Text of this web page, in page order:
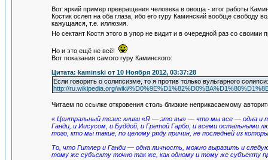
Вот яркий пример превращения человека в овоща - итог работы
Костик ослеп на оба глаза, ибо его гуру Каминский вообще
кажущаяся, т.е. иллюзия.
Но сектант Костя этого в упор не видит и в очередной раз со
Но и это ещё не всё!
Вот показания самого гуру Каминского:
Цитата: kaminski от 10 Ноября 2012, 03:37:28
Если говорить о солипсизме, то я против только вульгарного
http://ru.wikipedia.org/wiki/
Читаем по ссылке откровения столь близкие неприкасаемому
« Центральный тезис книги «Я — это вы» — что мы все — одна и
Ганди, и Иисусом, и Буддой, и Гретой Гарбо, и всеми остальными
того, кто мы такие, по целому ряду причин, не последней из
То, что Гитлер и Ганди — одна личность, можно выразить и
тому же субъекту точно так же, как одному и тому же субъекту